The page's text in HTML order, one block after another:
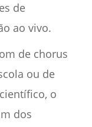
de
ao vivo.
de chorus
ou de
o
dos